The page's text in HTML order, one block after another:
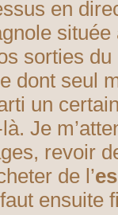
en
sorties
dont seul
un
Je
revoir
de l’
ensuite